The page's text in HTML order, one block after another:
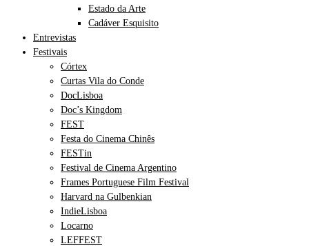
Estado da Arte
Cadáver Esquisito
Entrevistas
Festivais
Córtex
Curtas Vila do Conde
DocLisboa
Doc’s Kingdom
FEST
Festa do Cinema Chinês
FESTin
Festival de Cinema Argentino
Frames Portuguese Film Festival
Harvard na Gulbenkian
IndieLisboa
Locarno
LEFFEST